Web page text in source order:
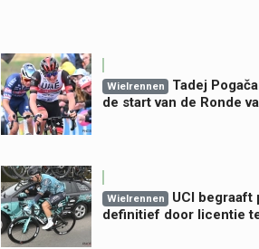
Wielrennen
Tadej
de start van de Ronde
Wielrennen
UCI begraaft
definitief door licentie